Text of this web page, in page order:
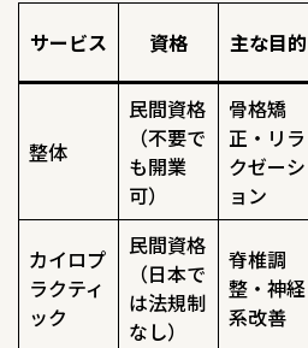
サービス 資格 主な目的
整体
民間資格
（不要で
も開業
可）
骨格矯
正・リラ
クゼーシ
ョン
カイロプ
ラクティ
ック
民間資格
（日本で
は法規制
なし）
脊椎調
整・神経
系改善